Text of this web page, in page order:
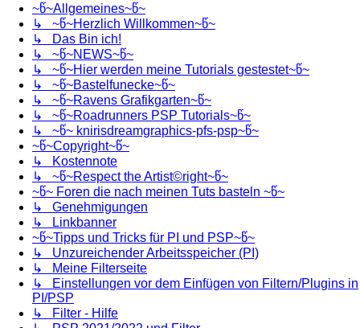
~წ~Allgemeines~წ~
↳ ~წ~Herzlich Willkommen~წ~
↳ Das Bin ich!
↳ ~წ~NEWS~წ~
↳ ~წ~Hier werden meine Tutorials gestestet~წ~
↳ ~წ~Bastelfunecke~წ~
↳ ~წ~Ravens Grafikgarten~წ~
↳ ~წ~Roadrunners PSP Tutorials~წ~
↳ ~წ~ knirisdreamgraphics-pfs-psp~წ~
~წ~Copyright~წ~
↳ Kostennote
↳ ~წ~Respect the Artist©right~წ~
~წ~ Foren die nach meinen Tuts basteln ~წ~
↳ Genehmigungen
↳ Linkbanner
~წ~Tipps und Tricks für PI und PSP~წ~
↳ Unzureichender Arbeitsspeicher (PI)
↳ Meine Filterseite
↳ Einstellungen vor dem Einfügen von Filtern/Plugins in
PI/PSP
↳ Filter - Hilfe